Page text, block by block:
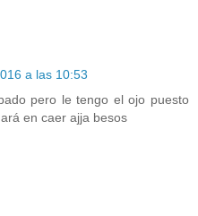
a las 10:53
pero le tengo el ojo puesto
en caer ajja besos